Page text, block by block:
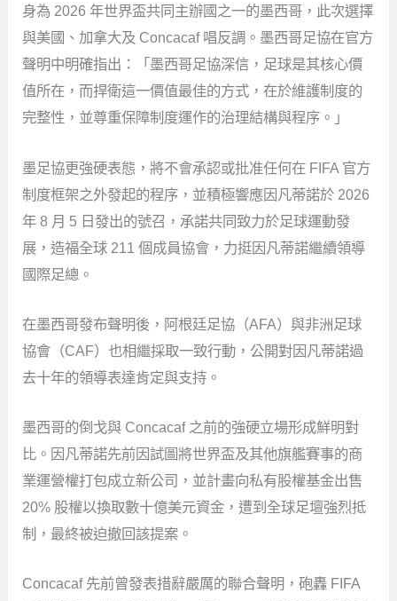
身為 2026 年世界盃共同主辦國之一的墨西哥，此次選擇
與美國、加拿大及 Concacaf 唱反調。墨西哥足協在官方
聲明中明確指出：「墨西哥足協深信，足球是其核心價
值所在，而捍衛這一價值最佳的方式，在於維護制度的
完整性，並尊重保障制度運作的治理結構與程序。」
墨足協更強硬表態，將不會承認或批准任何在 FIFA 官方
制度框架之外發起的程序，並積極響應因凡蒂諾於 2026
年 8 月 5 日發出的號召，承諾共同致力於足球運動發
展，造福全球 211 個成員協會，力挺因凡蒂諾繼續領導
國際足總。
在墨西哥發布聲明後，阿根廷足協（AFA）與非洲足球
協會（CAF）也相繼採取一致行動，公開對因凡蒂諾過
去十年的領導表達肯定與支持。
墨西哥的倒戈與 Concacaf 之前的強硬立場形成鮮明對
比。因凡蒂諾先前因試圖將世界盃及其他旗艦賽事的商
業運營權打包成立新公司，並計畫向私有股權基金出售
20% 股權以換取數十億美元資金，遭到全球足壇強烈抵
制，最終被迫撤回該提案。
Concacaf 先前曾發表措辭嚴厲的聯合聲明，砲轟 FIFA